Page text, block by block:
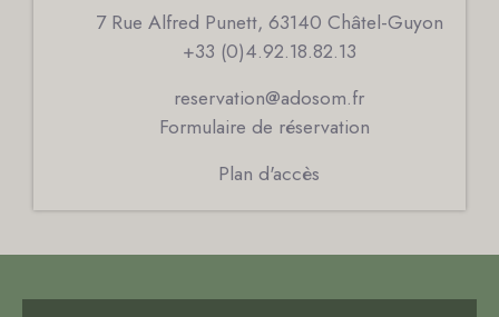
7 Rue Alfred Punett, 63140 Châtel-Guyon
+33 (0)4.92.18.82.13
reservation@adosom.fr
Formulaire de réservation
Plan d'accès